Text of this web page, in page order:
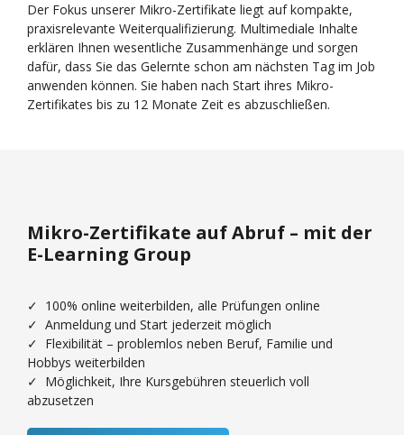
Der Fokus unserer Mikro-Zertifikate liegt auf kompakte,
praxisrelevante Weiterqualifizierung. Multimediale Inhalte
erklären Ihnen wesentliche Zusammenhänge und sorgen
dafür, dass Sie das Gelernte schon am nächsten Tag im Job
anwenden können. Sie haben nach Start ihres Mikro-
Zertifikates bis zu 12 Monate Zeit es abzuschließen.
Mikro-Zertifikate auf Abruf – mit der
E-Learning Group
✓ 100% online weiterbilden, alle Prüfungen online
✓ Anmeldung und Start jederzeit möglich
✓ Flexibilität – problemlos neben Beruf, Familie und
Hobbys weiterbilden
✓ Möglichkeit, Ihre Kursgebühren steuerlich voll
abzusetzen